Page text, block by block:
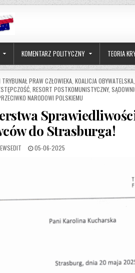
KOMENTARZ POLITYCZNY TEORIA
TRYBUNAŁ PRAW CZŁOWIEKA ,KOALICJA OBYWATELSKA
, RESORT POSTKOMUNISTYCZNY,
NARODOWI POLSKIEMU
do Strasburga!
PUBLISHED DATE:
05-06-2025